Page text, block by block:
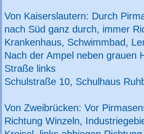
Von Kaiserslautern: Durch
nach Süd ganz durch, immer
Krankenhaus, Schwimmbad,
Nach der Ampel neben grauen
Straße links
Schulstraße 10, Schulhaus
Von Zweibrücken: Vor
Richtung Winzeln,